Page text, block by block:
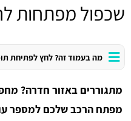
שכפול מפתחות
מה בעמוד זה? לחץ לפתיחת
מתגוררים באזור חדרה?
מפתח הרכב שלכם למספר